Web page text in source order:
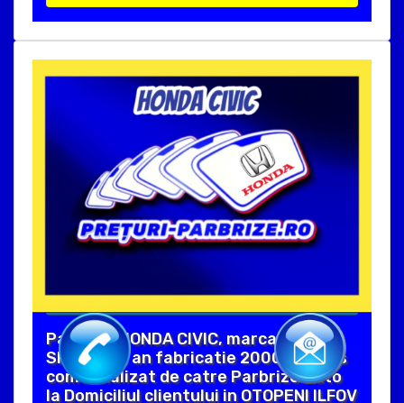
Parbrize HONDA CIVIC, marca
SPLINTEX, an fabricatie 2000. Produs
comercializat de catre Parbrize Auto
la Domiciliul clientului in OTOPENI ILFOV